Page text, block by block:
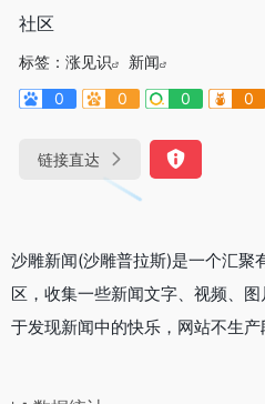
社区
标签： 涨见识
新闻
0
0 0 0
链接直达
沙雕新闻(沙雕普拉斯)是一个汇聚
区，收集一些新闻文字、视频、
于发现新闻中的快乐，网站不生